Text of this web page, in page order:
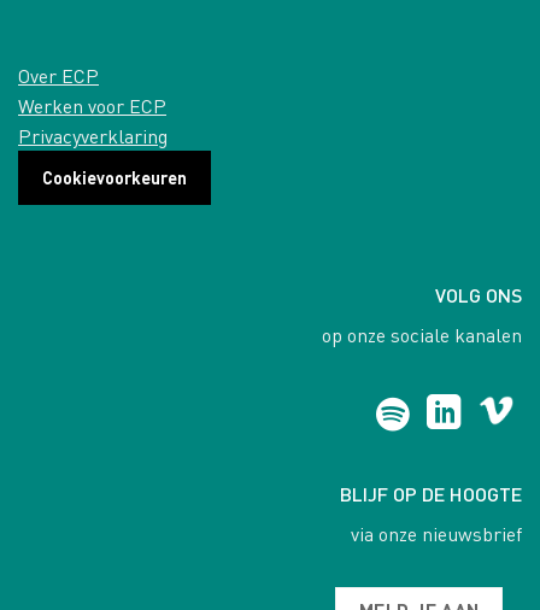
Over ECP
Werken voor ECP
Privacyverklaring
Cookievoorkeuren
VOLG ONS
op onze sociale kanalen
BLIJF OP DE HOOGTE
via onze nieuwsbrief